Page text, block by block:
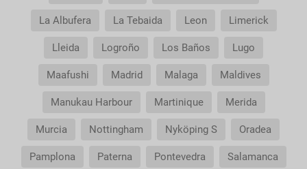
La Albufera La Tebaida Leon Limerick
Lleida Logroño Los Baños Lugo
Maafushi Madrid Malaga Maldives
Manukau Harbour Martinique Merida
Murcia Nottingham Nyköping S Oradea
Pamplona Paterna Pontevedra Salamanca